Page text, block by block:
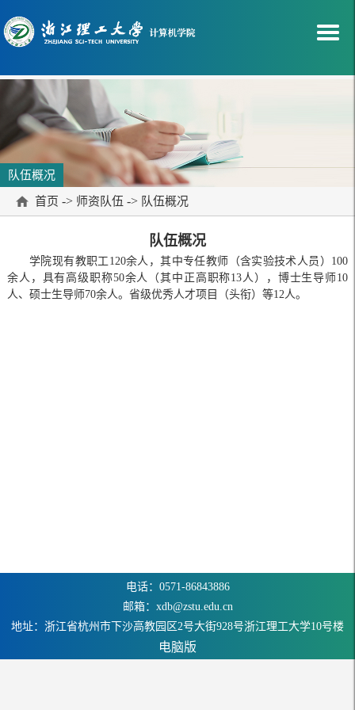
队伍概况
首页 -> 师资队伍 -> 队伍概况
队伍概况
学院现有教职工120余人，其中专任教师（含实验技术人员）100
余人，具有高级职称50余人（其中正高职称13人），博士生导师10
人、硕士生导师70余人。省级优秀人才项目（头衔）等12人。
电话：0571-86843886
邮箱：xdb@zstu.edu.cn
地址：浙江省杭州市下沙高教园区2号大街928号浙江理工大学10号楼
电脑版